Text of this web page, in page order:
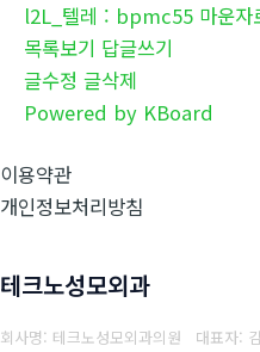
l2L_텔레 : bpmc55 마운자
목록보기 답글쓰기
글수정 글삭제
Powered by KBoard
이용약관
개인정보처리방침
테크노성모외과
회사명: 테크노성모외과의원 대표자: